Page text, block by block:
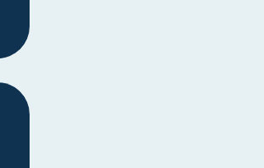
ENTREPRISE ARTISANALE - TPE-